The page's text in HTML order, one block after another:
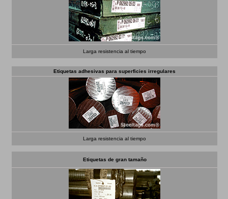
Larga resistencia al tiempo
Etiquetas adhesivas para superficies irregulares
Larga resistencia al tiempo
Etiquetas de gran tamaño